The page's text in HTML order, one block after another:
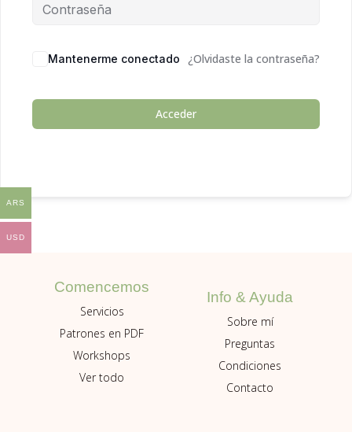
Mantenerme conectado ¿Olvidaste la contraseña?
Acceder
Comencemos
Servicios
Patrones en PDF
Workshops
Ver todo
Info & Ayuda
Sobre mí
Preguntas
Condiciones
Contacto
ARS
USD